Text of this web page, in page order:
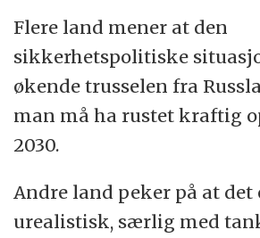
Flere land mener at den
sikkerhetspolitiske
økende trusselen fra
man må ha rustet kraftig
2030.
Andre land peker på at
urealistisk, særlig med